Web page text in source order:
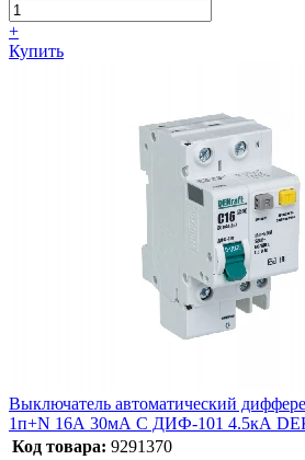
+
Купить
Выключатель автоматический
1п+N 16А 30мА С ДИФ-101 4.5кА
Код товара: 9291370